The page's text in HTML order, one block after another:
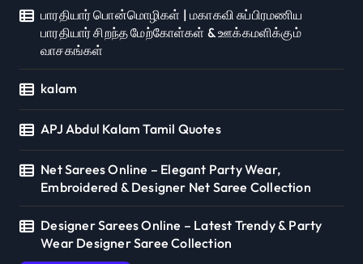
பாரதியார் பொன்மொழிகள் | மகாகவி சுப்பிரமணிய
பாரதியார் சிறந்த மேற்கோள்கள் & ஊக்கமளிக்கும்
வாசகங்கள்
kalam
APJ Abdul Kalam Tamil Quotes
Net Sarees Online – Elegant Party Wear,
Embroidered & Designer Net Saree Collection
Designer Sarees Online – Latest Trendy & Party
Wear Designer Saree Collection